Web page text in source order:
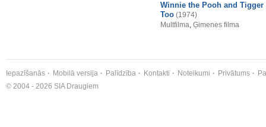
Winnie the Pooh and Tigger
Too (1974)
Multfilma, Ģimenes filma
Iepazīšanās Mobilā versija Palīdzība Kontakti Noteikumi Privātums
© 2004 - 2026 SIA Draugiem